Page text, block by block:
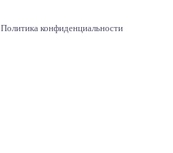
Политика конфиденциальности